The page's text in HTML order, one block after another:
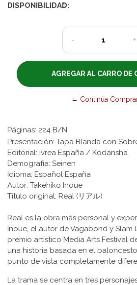
DISPONIBILIDAD:
1
- +
← Continúa
Páginas: 224 B/N
Presentación: Tapa Blanda con
Editorial: Ivrea España / Kodansha
Demografía: Seinen
Idioma: Español España
Autor: Takehiko Inoue
Título original: Real (リアル)
Real es la obra más personal y
Inoue, el autor de Vagabond y Slam
premio artístico Media Arts Festival
una historia basada en el
punto de vista completamente
La trama se centra en tres